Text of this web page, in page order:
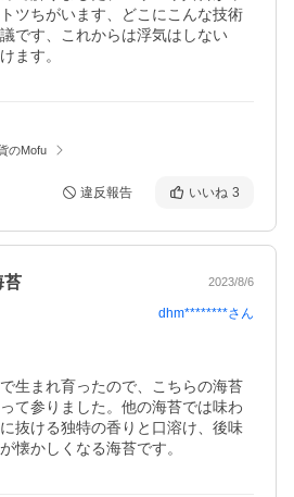
ツちがいます、どこにこんな技術
です、これからは浮気はしない
のMofu
違反報告 いいね 3
苔 2023/8/6
dhm********さん
生まれ育ったので、こちらの海苔
て参りました。他の海苔では味わ
抜ける独特の香りと口溶け、後味
懐かしくなる海苔です。